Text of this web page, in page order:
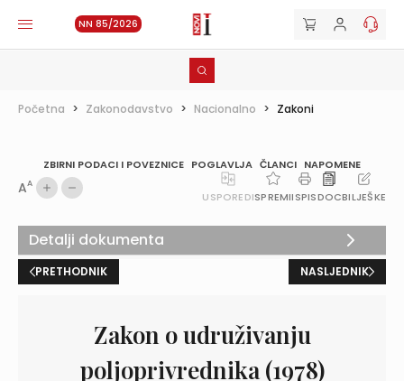
NN 85/2026
Početna > Zakonodavstvo > Nacionalno > Zakoni
ZBIRNI PODACI I POVEZNICE POGLAVLJA ČLANCI NAPOMENE
AA
USPOREDISPREMIISPISDOCBILJEŠKE
PRETHODNIK NASLJEDNIK
Zakon o udruživanju
poljoprivrednika (1978)
Detalji dokumenta